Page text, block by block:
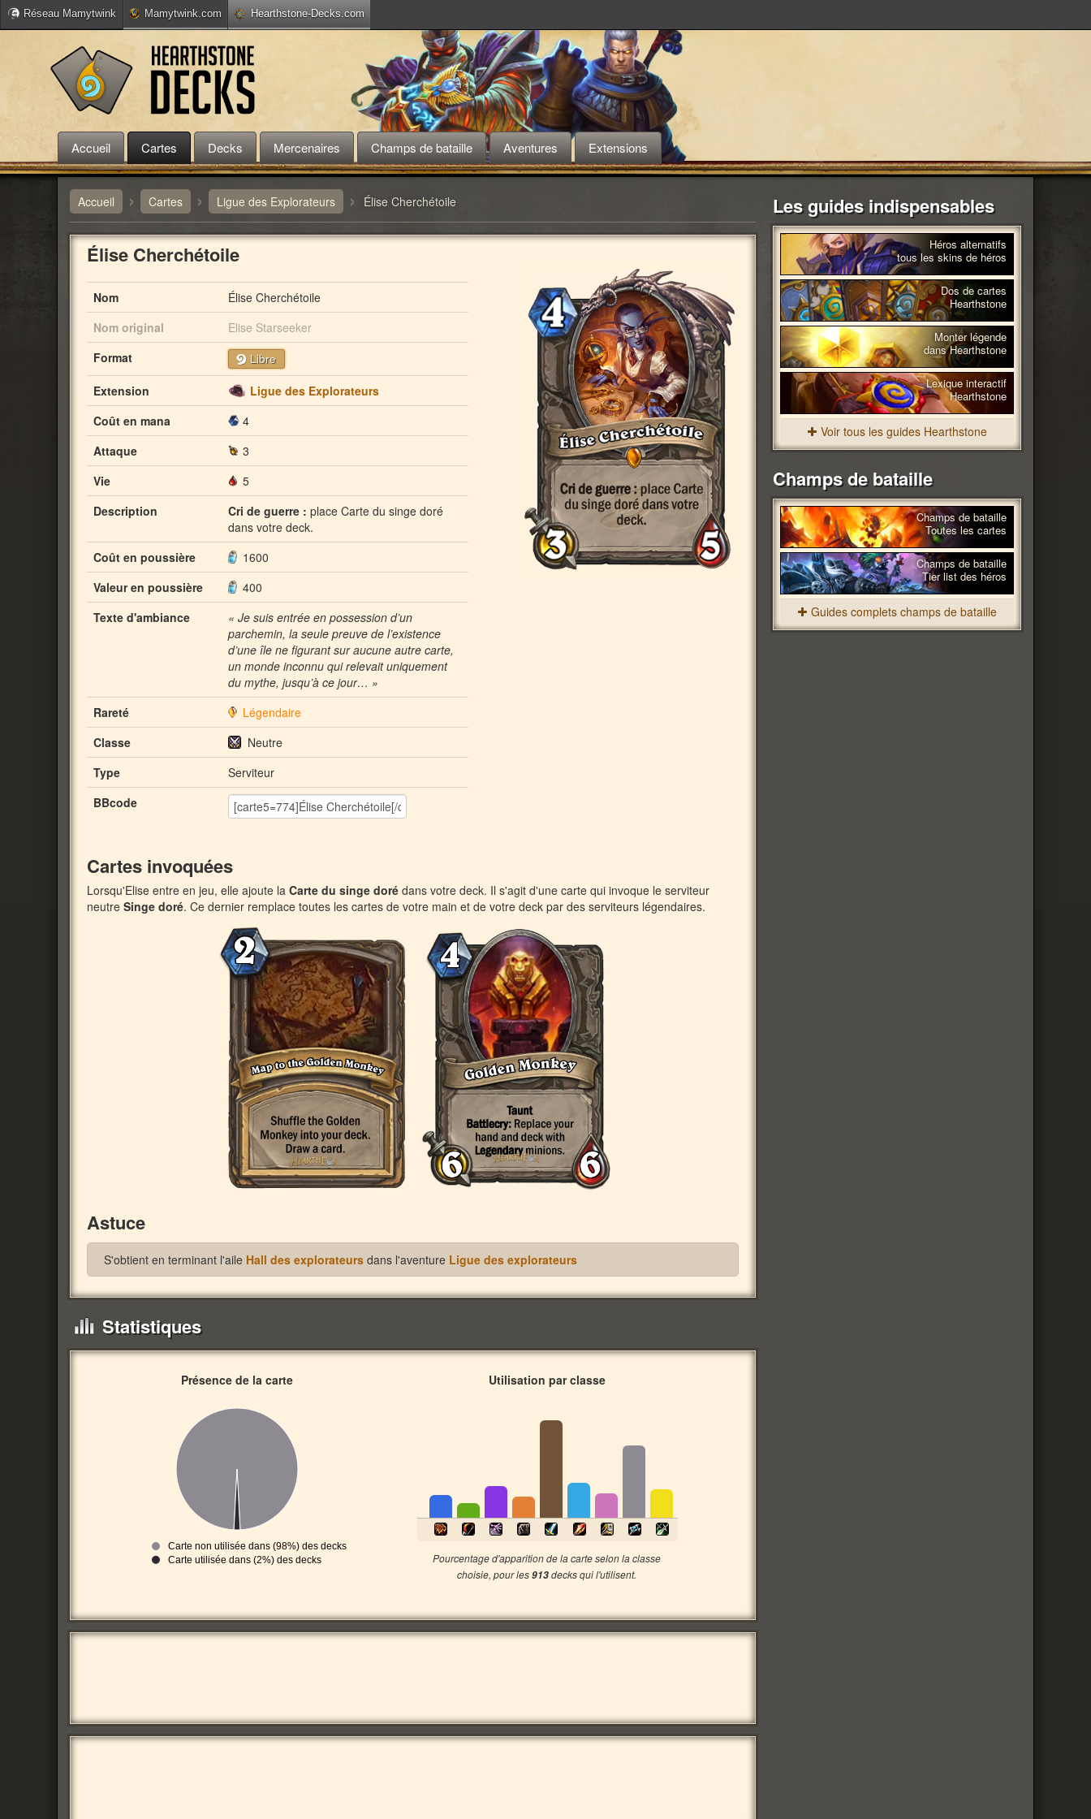
Réseau Mamytwink Mamytwink.com Hearthstone-Decks.com
Accueil Cartes Decks Mercenaires Champs de bataille Aventures Extensions
Accueil › Cartes › Ligue des Explorateurs › Élise Cherchétoile
Élise Cherchétoile
Nom
Élise Cherchétoile
Nom original
Elise Starseeker
Format
Libre
Extension
Ligue des Explorateurs
Coût en mana
4
Attaque
3
Vie
5
Description
Cri de guerre : place Carte du singe doré
dans votre deck.
Coût en poussière
1600
Valeur en poussière
400
Texte d'ambiance
« Je suis entrée en possession d’un
parchemin, la seule preuve de l’existence
d’une île ne figurant sur aucune autre carte,
un monde inconnu qui relevait uniquement
du mythe, jusqu’à ce jour… »
Rareté
Légendaire
Classe
Neutre
Type
Serviteur
BBcode
Cartes invoquées
Lorsqu'Elise entre en jeu, elle ajoute la Carte du singe doré dans votre deck. Il s'agit d'une carte qui invoque le serviteur
neutre Singe doré. Ce dernier remplace toutes les cartes de votre main et de votre deck par des serviteurs légendaires.
Astuce
S'obtient en terminant l'aile Hall des explorateurs dans l'aventure Ligue des explorateurs
Statistiques
Présence de la carte
Carte non utilisée dans (98%) des decks
Carte utilisée dans (2%) des decks
Utilisation par classe
Pourcentage d'apparition de la carte selon la classe
choisie, pour les913decks qui l'utilisent.
Les guides indispensables
Héros alternatifs
tous les skins de héros
Dos de cartes
Hearthstone
Monter légende
dans Hearthstone
Lexique interactif
Hearthstone
Voir tous les guides Hearthstone
Champs de bataille
Champs de bataille
Toutes les cartes
Champs de bataille
Tier list des héros
Guides complets champs de bataille